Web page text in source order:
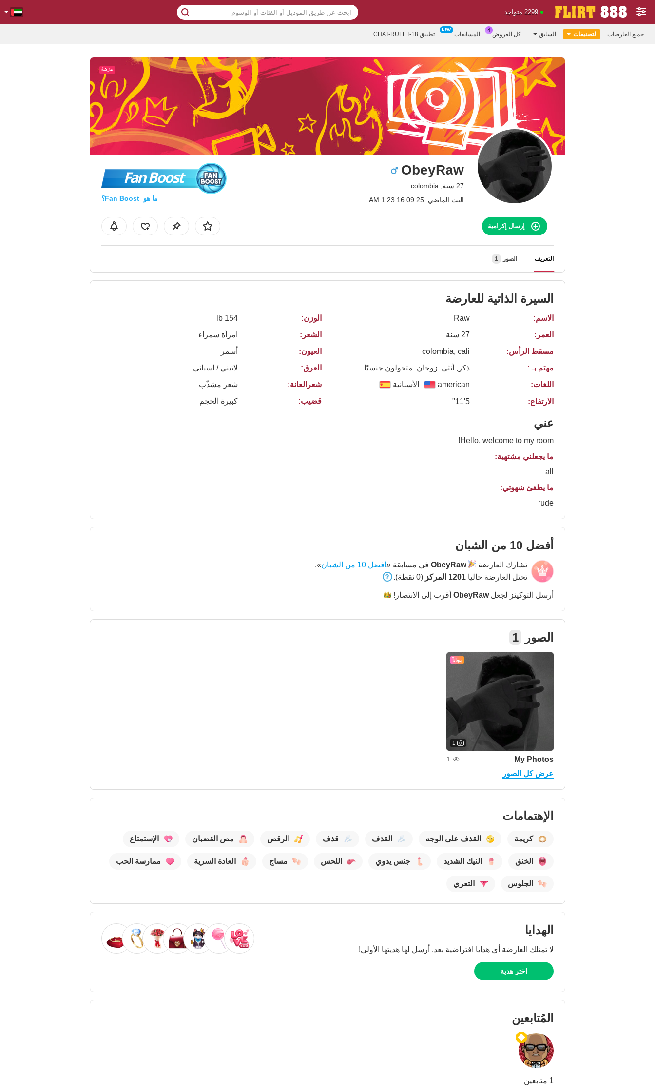
2299 متواجد
جميع العارضات التصنيفات السابق كل العروض المسابقات تطبيق CHAT-RULET-18
ObeyRaw
27 سنة, colombia
البث الماضي: 16.09.25 1:23 AM
Fan Boost
ما هو Fan Boost؟
إرسال إكرامية
التعريف الصور 1
السيرة الذاتية للعارضة
الاسم:
Raw
العمر:
27 سنة
مسقط الرأس:
colombia, cali
مهتم بـ :
ذكر, أنثى, زوجان, متحولون جنسيًا
اللغات:
american الأسبانية
الارتفاع: 5'11"
الوزن:
154 lb
الشعر:
امرأة سمراء
العيون:
أسمر
العرق:
لاتيني / اسباني
شعرالعانة:
شعر مشذّب
قضيب:
كبيرة الحجم
عني
Hello, welcome to my room!
ما يجعلني مشتهية:
all
ما يطفئ شهوتي:
rude
أفضل 10 من الشبان
تشارك العارضة ObeyRaw في مسابقة « أفضل 10 من الشبان
».
تحتل العارضة حاليا 1201 المركز (0 نقطة).
أرسل التوكينز لجعل ObeyRaw أقرب إلى الانتصار!
الصور 1
مجاناً
1
My Photos
1
عرض كل الصور
الإهتمامات
كريمة القذف على الوجه القذف قذف الرقص مص القضبان الإستمتاع
الخنق النيك الشديد جنس يدوي اللحس مساج العادة السرية ممارسة الحب
الجلوس التعري
الهدايا
لا تمتلك العارضة أي هدايا افتراضية بعد. أرسل لها هديتها الأولى!
اختر هدية
المُتابعين
1 متابعين